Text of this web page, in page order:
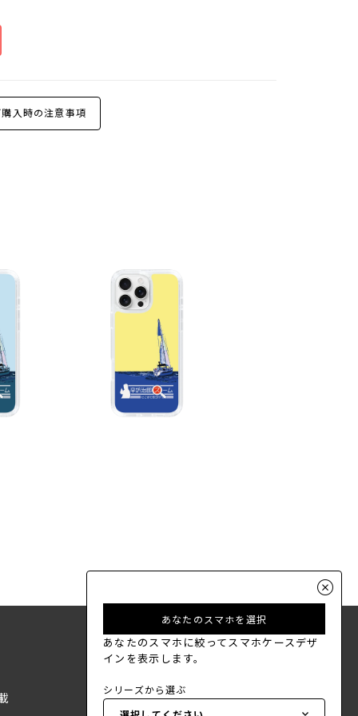
購入時の注意事項
あなたのスマホを選択
あなたのスマホに絞ってスマホケースデザ
インを表示します。
シリーズから選ぶ